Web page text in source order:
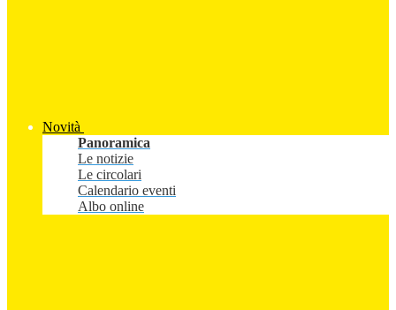
Novità
Panoramica
Le notizie
Le circolari
Calendario eventi
Albo online